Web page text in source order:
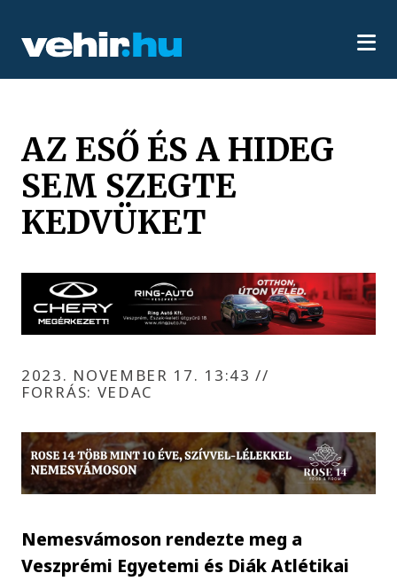
AZ ESŐ ÉS A HIDEG
SEM SZEGTE
KEDVÜKET
2023. NOVEMBER 17. 13:43//
FORRÁS: VEDAC
Nemesvámoson rendezte meg a
Veszprémi Egyetemi és Diák Atlétikai